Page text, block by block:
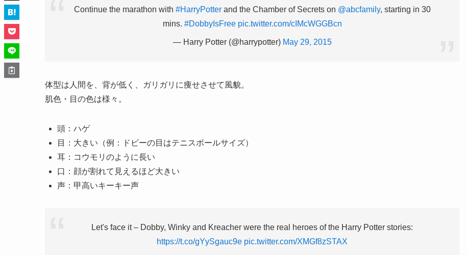
Continue the marathon with #HarryPotterand the Chamber of Secrets on @abcfamily, starting in 30
mins. #DobbyIsFree pic.twitter.com/cIMcWGGBcn
— Harry Potter (@harrypotter) May 29, 2015
体型は人間を、背が低く、ガリガリに痩せさせて風貌。
肌色・目の色は様々。
頭：ハゲ
目：大きい（例：ドビーの目はテニスボールサイズ）
耳：コウモリのように長い
口：顔が割れて見えるほど大きい
声：甲高いキーキー声
Let's face it – Dobby, Winky and Kreacher were the real heroes of the Harry Potter stories:
https://t.co/gYySgauc9e pic.twitter.com/XMGf8zSTAX